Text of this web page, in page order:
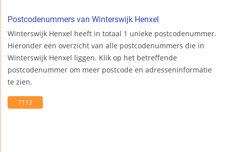
Postcodenummers van Winterswijk Henxel
Winterswijk Henxel heeft in totaal 1 unieke postcodenummer.
Hieronder een overzicht van alle postcodenummers die in
Winterswijk Henxel liggen. Klik op het betreffende
postcodenummer om meer postcode en adresseninformatie
te zien.
7113